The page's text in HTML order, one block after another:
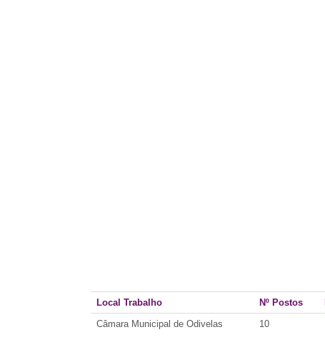
Local Trabalho Nº Postos
Câmara Municipal de Odivelas
10